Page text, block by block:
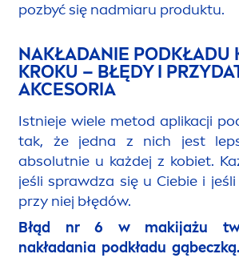
pozbyć się nadmiaru produktu.
NAKŁADANIE PODKŁADU
KROKU – BŁĘDY I
AKCESORIA
Istnieje wiele metod aplikacji
tak, że jedna z nich jest
absolutnie u każdej z kobiet.
jeśli sprawdza się u Ciebie i
przy niej błędów.
Błąd nr 6 w makijażu
nakładania podkładu